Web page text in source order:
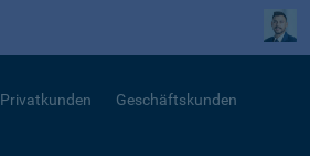
Privatkunden Geschäftskunden